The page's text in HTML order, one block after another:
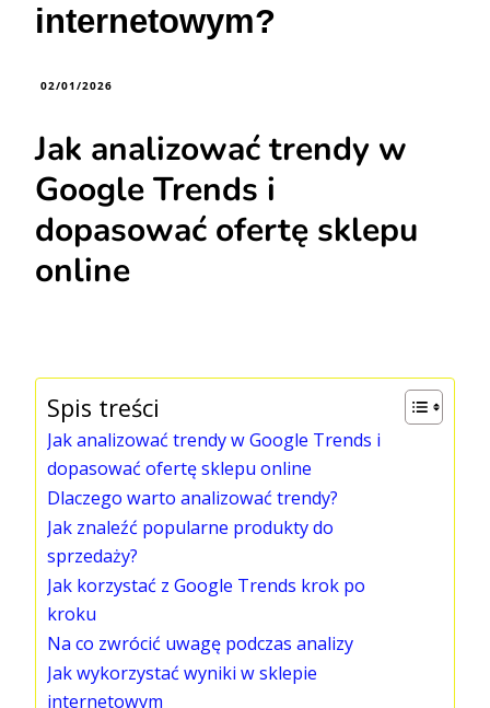
internetowym?
02/01/2026
Jak analizować trendy w
Google Trends i
dopasować ofertę sklepu
online
Spis treści
Jak analizować trendy w Google Trends i
dopasować ofertę sklepu online
Dlaczego warto analizować trendy?
Jak znaleźć popularne produkty do
sprzedaży?
Jak korzystać z Google Trends krok po
kroku
Na co zwrócić uwagę podczas analizy
Jak wykorzystać wyniki w sklepie
internetowym